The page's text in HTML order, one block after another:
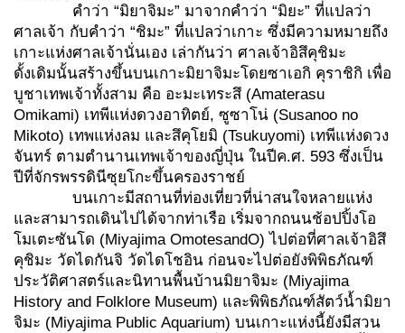
คำว่า “มิยาจิมะ” มาจากคำว่า “มิยะ” ที่แปลว่า
ศาลเจ้า กับคำว่า “ชิมะ” ที่แปลว่าเกาะ ซึ่งมีความหมายถึง
เกาะแห่งศาลเจ้านั่นเอง เล่ากันว่า ศาลเจ้าอิสึคุชิมะ
ดั้งเดิมนั้นสร้างขึ้นบนเกาะมิยาจิมะโดยซาเอกิ คุราชิกิ เพื่อ
บูชาเทพเจ้าทั้งสาม คือ อะมะเทระสึ (Amaterasu
Omikami) เทพีแห่งดวงอาทิตย์, ซูซาโน่ (Susanoo no
Mikoto) เทพแห่งลม และสึคุโยมิ (Tsukuyomi) เทพีแห่งดวง
จันทร์ ตามตำนานเทพเจ้าของญี่ปุ่น ในปีค.ศ. 593 ซึ่งเป็น
ปีที่จักรพรรดินีซุยโกะขึ้นครองราชย์
บนเกาะมีสถานที่ท่องเที่ยวที่น่าสนใจหลายแห่ง
และสามารถเดินไปได้จากท่าเรือ เริ่มจากถนนช้อปปิ้งโอ
โมเตะซันโด (Miyajima OmotesandO) ไปต่อที่ศาลเจ้าอิสึ
คุชิมะ วัดไดกันจิ วัดไดโชอิน ก่อนจะไปต่อยังพิพิธภัณฑ์
ประวัติศาสตร์และนิทานพื้นบ้านมิยาจิมะ (Miyajima
History and Folklore Museum) และพิพิธภัณฑ์สัตว์น้ำมิยา
จิมะ (Miyajima Public Aquarium) บนเกาะแห่งนี้ยังมีสวน